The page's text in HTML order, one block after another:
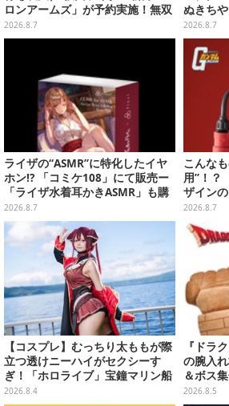
ロンアームズ」が予約実施！無双
セイバー、メロンディフェンダー
が付属
2026.8.7
ぬきち
ンジで
付属
2026.8.7
ライザの“ASMR”に特化したイヤ
ホン!? 「コミケ108」にて販売ー
「ライザ水着耳かきASMR」も購
入者特典で配布
2026.8.7
こんな
用”！？
ザイン
予約開
さ
2026.8.7
【コスプレ】むっちり太ももが際
立つ透けニーハイがセクシーす
ぎ！「ホロライブ」宝鐘マリン船
長が反則級の可愛いへそ出し姿で
2026.8.4
『ドラ
の腕入
＆ボス
ス」ほ
2026.8.5